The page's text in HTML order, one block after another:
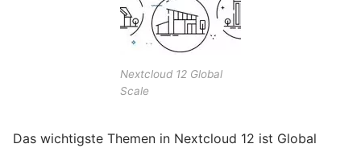
Nextcloud 12 Global
Scale
Das wichtigste Themen in Nextcloud 12 ist Global